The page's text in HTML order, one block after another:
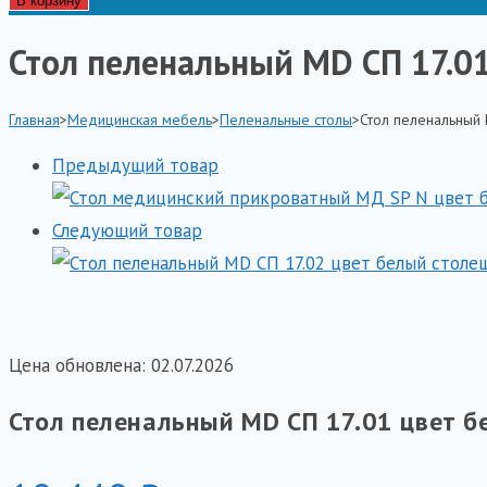
пеленальный
СП
17.01
белый
столешница
ЛДСП
Стол пеленальный MD СП
Главная>Медицинская мебель>Пеленальные столы>Стол
Предыдущий товар
Следующий товар
Цена обновлена: 02.07.2026
Стол пеленальный MD СП 17.01 цвет